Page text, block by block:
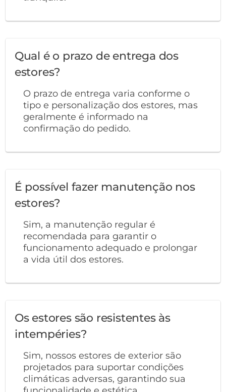
Qual é o prazo de entrega dos
estores?
O prazo de entrega varia conforme o
tipo e personalização dos estores, mas
geralmente é informado na
confirmação do pedido.
É possível fazer manutenção nos
estores?
Sim, a manutenção regular é
recomendada para garantir o
funcionamento adequado e prolongar
a vida útil dos estores.
Os estores são resistentes às
intempéries?
Sim, nossos estores de exterior são
projetados para suportar condições
climáticas adversas, garantindo sua